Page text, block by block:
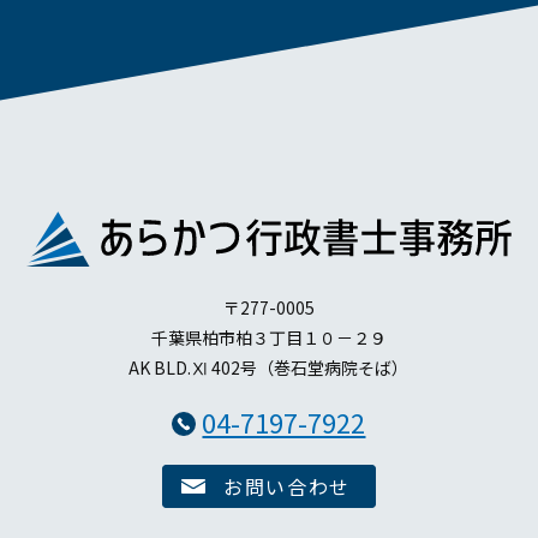
〒277-0005
千葉県柏市柏３丁目１０－２９
AK BLD.Ⅺ 402号（巻石堂病院そば）
04-7197-7922
お問い合わせ